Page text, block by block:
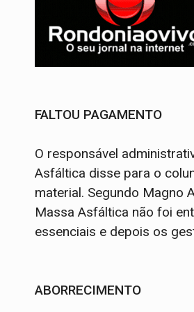
FALTOU PAGAMENTO
O responsável
Asfáltica disse para o
material. Segundo Magno
Massa Asfáltica não foi
essenciais e depois os
ABORRECIMENTO